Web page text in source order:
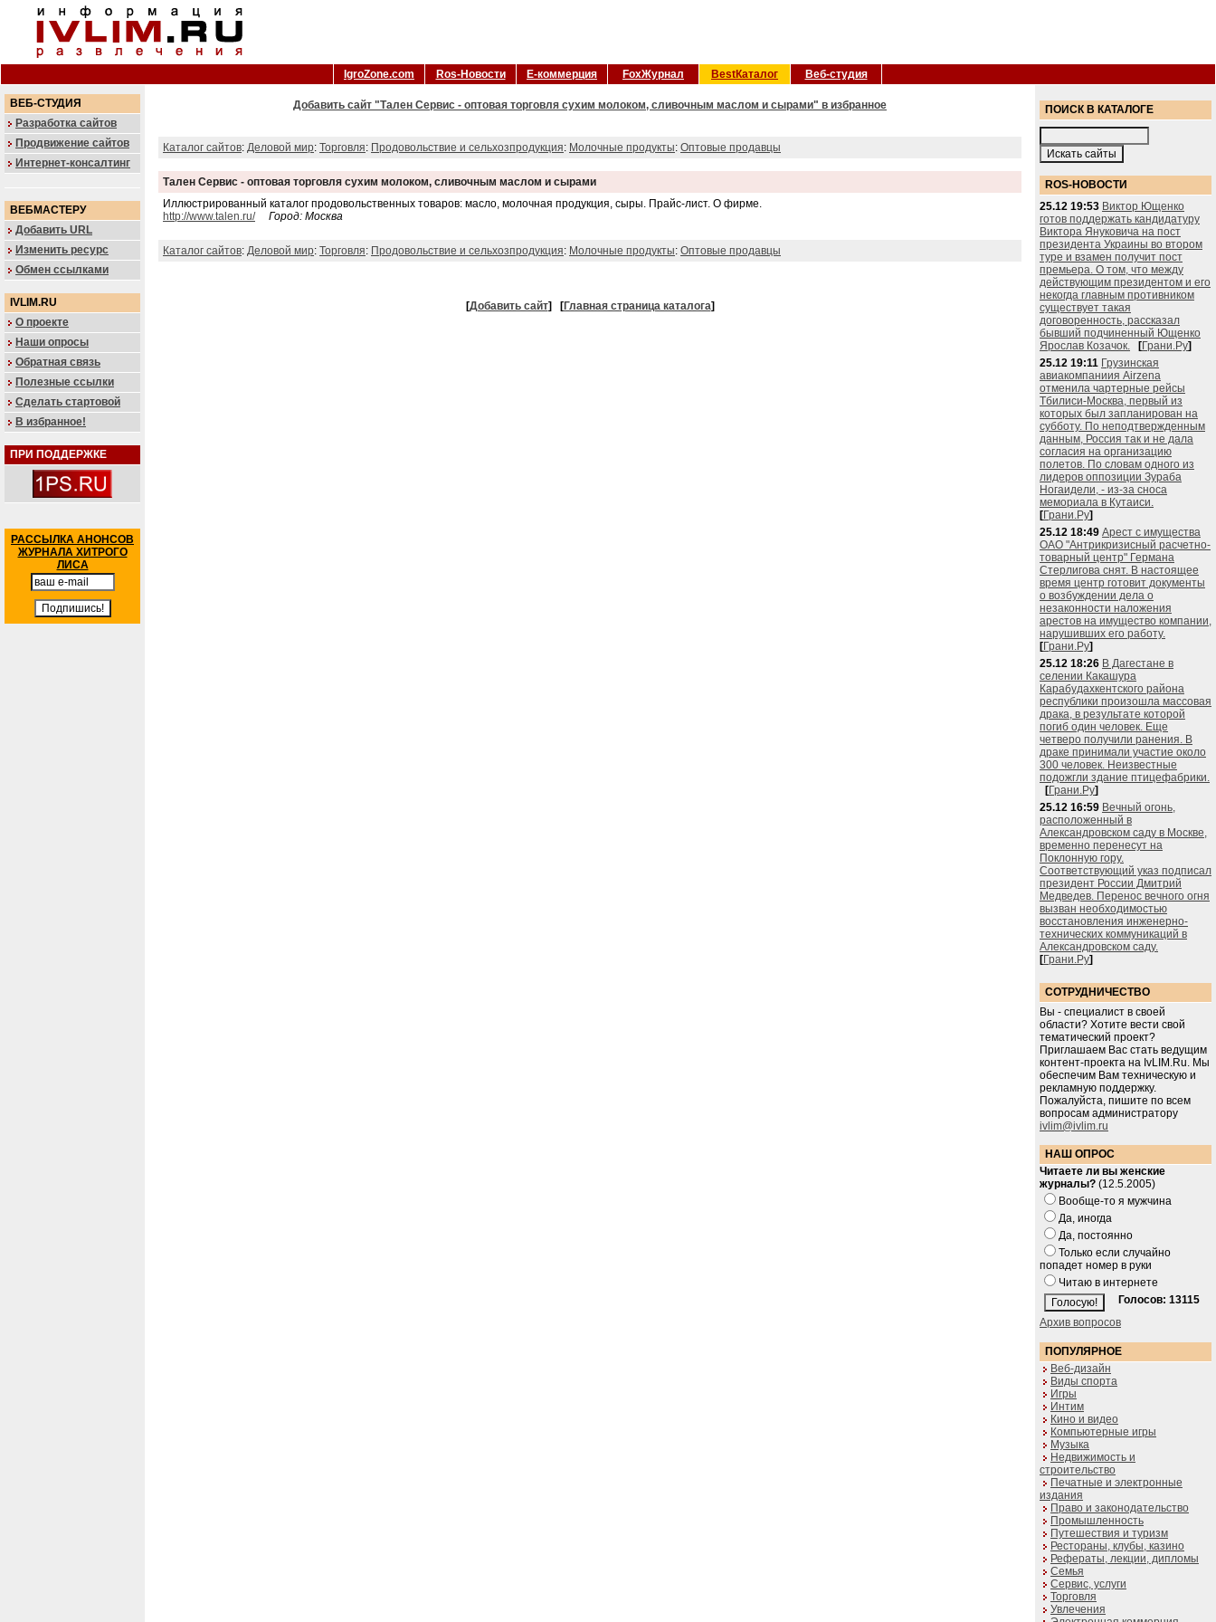
IgroZone.com Ros-Новости Е-коммерция FoxЖурнал BestКаталог Веб-студия
ВЕБ-СТУДИЯ
Разработка сайтов
Продвижение сайтов
Интернет-консалтинг
ВЕБМАСТЕРУ
Добавить URL
Изменить ресурс
Обмен ссылками
IVLIM.RU
О проекте
Наши опросы
Обратная связь
Полезные ссылки
Сделать стартовой
В избранное!
ПРИ ПОДДЕРЖКЕ
РАССЫЛКА АНОНСОВ
ЖУРНАЛА ХИТРОГО
ЛИСА
Добавить сайт "Тален Сервис - оптовая торговля сухим молоком, сливочным маслом и сырами" в избранное
Каталог сайтов: Деловой мир: Торговля: Продовольствие и сельхозпродукция: Молочные продукты: Оптовые продавцы
Тален Сервис - оптовая торговля сухим молоком, сливочным маслом и сырами
Иллюстрированный каталог продовольственных товаров: масло, молочная продукция, сыры. Прайс-лист. О фирме.
http://www.talen.ru/
Город: Москва
Каталог сайтов: Деловой мир: Торговля: Продовольствие и сельхозпродукция: Молочные продукты: Оптовые продавцы
[Добавить сайт] [Главная страница каталога]
ПОИСК В КАТАЛОГЕ
ROS-НОВОСТИ
25.12 19:53 Виктор Ющенко
готов поддержать кандидатуру
Виктора Януковича на пост
президента Украины во втором
туре и взамен получит пост
премьера. О том, что между
действующим президентом и его
некогда главным противником
существует такая
договоренность, рассказал
бывший подчиненный Ющенко
Ярослав Козачок.
[Грани.Ру]
25.12 19:11 Грузинская
авиакомпаниия Airzena
отменила чартерные рейсы
Тбилиси-Москва, первый из
которых был запланирован на
субботу. По неподтвержденным
данным, Россия так и не дала
согласия на организацию
полетов. По словам одного из
лидеров оппозиции Зураба
Ногаидели, - из-за сноса
мемориала в Кутаиси.
[Грани.Ру]
25.12 18:49 Арест с имущества
ОАО "Антрикризисный расчетно-
товарный центр" Германа
Стерлигова снят. В настоящее
время центр готовит документы
о возбуждении дела о
незаконности наложения
арестов на имущество компании,
нарушивших его работу.
[Грани.Ру]
25.12 18:26 В Дагестане в
селении Какашура
Карабудахкентского района
республики произошла массовая
драка, в результате которой
погиб один человек. Еще
четверо получили ранения. В
драке принимали участие около
300 человек. Неизвестные
подожгли здание птицефабрики.
[Грани.Ру]
25.12 16:59 Вечный огонь,
расположенный в
Александровском саду в Москве,
временно перенесут на
Поклонную гору.
Соответствующий указ подписал
президент России Дмитрий
Медведев. Перенос вечного огня
вызван необходимостью
восстановления инженерно-
технических коммуникаций в
Александровском саду.
[Грани.Ру]
СОТРУДНИЧЕСТВО
Вы - специалист в своей
области? Хотите вести свой
тематический проект?
Приглашаем Вас стать ведущим
контент-проекта на IvLIM.Ru. Мы
обеспечим Вам техническую и
рекламную поддержку.
Пожалуйста, пишите по всем
вопросам администратору
ivlim@ivlim.ru
НАШ ОПРОС
Читаете ли вы женские
журналы? (12.5.2005)
Вообще-то я мужчина
Да, иногда
Да, постоянно
Только если случайно
попадет номер в руки
Читаю в интернете
Голосов: 13115
Архив вопросов
ПОПУЛЯРНОЕ
Веб-дизайн
Виды спорта
Игры
Интим
Кино и видео
Компьютерные игры
Музыка
Недвижимость и
строительство
Печатные и электронные
издания
Право и законодательство
Промышленность
Путешествия и туризм
Рестораны, клубы, казино
Рефераты, лекции, дипломы
Семья
Сервис, услуги
Торговля
Увлечения